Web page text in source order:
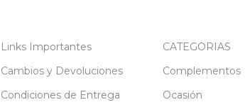
Links Importantes
Cambios y Devoluciones
Condiciones de Entrega
CATEGORIAS
Complementos
Ocasión